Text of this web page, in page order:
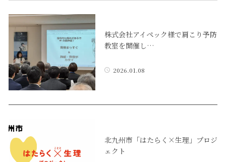
株式会社アイペック様で肩こり予防
教室を開催し…
2026.01.08
北九州市「はたらく×生理」プロジ
ェクト